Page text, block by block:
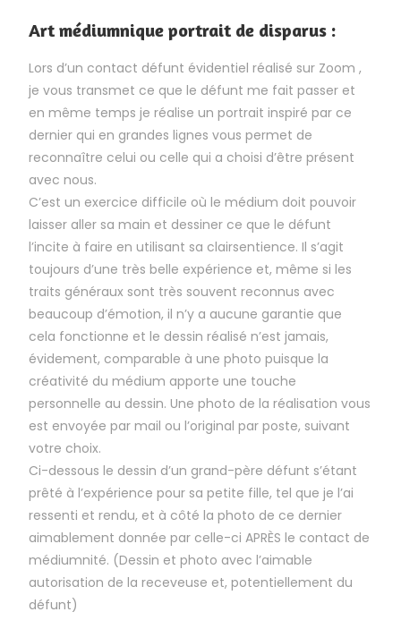
Art médiumnique portrait de disparus :
Lors d’un contact défunt évidentiel réalisé sur Zoom ,
je vous transmet ce que le défunt me fait passer et
en même temps je réalise un portrait inspiré par ce
dernier qui en grandes lignes vous permet de
reconnaître celui ou celle qui a choisi d’être présent
avec nous.
C’est un exercice difficile où le médium doit pouvoir
laisser aller sa main et dessiner ce que le défunt
l’incite à faire en utilisant sa clairsentience. Il s’agit
toujours d’une très belle expérience et, même si les
traits généraux sont très souvent reconnus avec
beaucoup d’émotion, il n’y a aucune garantie que
cela fonctionne et le dessin réalisé n’est jamais,
évidement, comparable à une photo puisque la
créativité du médium apporte une touche
personnelle au dessin. Une photo de la réalisation vous
est envoyée par mail ou l’original par poste, suivant
votre choix.
Ci-dessous le dessin d’un grand-père défunt s’étant
prêté à l’expérience pour sa petite fille, tel que je l’ai
ressenti et rendu, et à côté la photo de ce dernier
aimablement donnée par celle-ci APRÈS le contact de
médiumnité. (Dessin et photo avec l’aimable
autorisation de la receveuse et, potentiellement du
défunt)